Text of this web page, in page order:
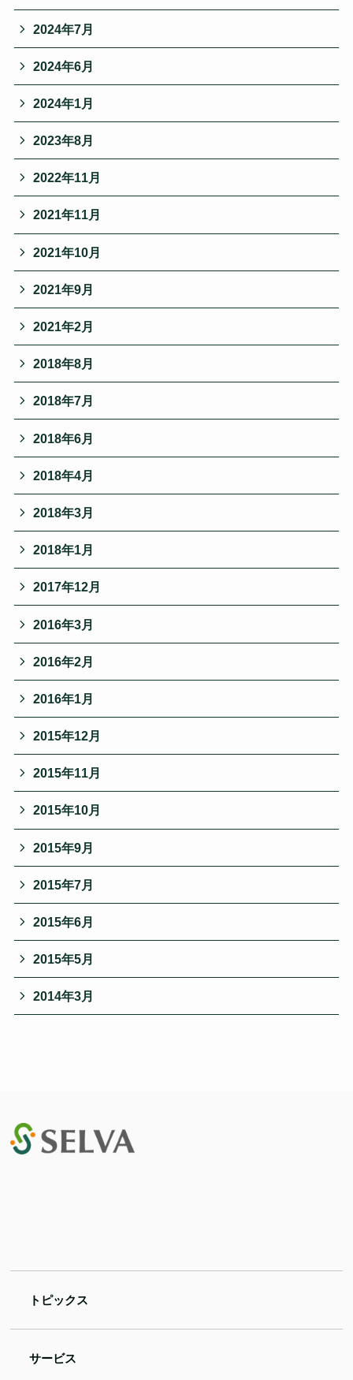
2024年7月
2024年6月
2024年1月
2023年8月
2022年11月
2021年11月
2021年10月
2021年9月
2021年2月
2018年8月
2018年7月
2018年6月
2018年4月
2018年3月
2018年1月
2017年12月
2016年3月
2016年2月
2016年1月
2015年12月
2015年11月
2015年10月
2015年9月
2015年7月
2015年6月
2015年5月
2014年3月
トピックス
サービス